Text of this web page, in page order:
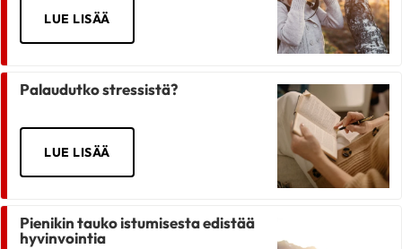
LUE LISÄÄ
Palaudutko stressistä?
LUE LISÄÄ
Pienikin tauko istumisesta edistää
hyvinvointia